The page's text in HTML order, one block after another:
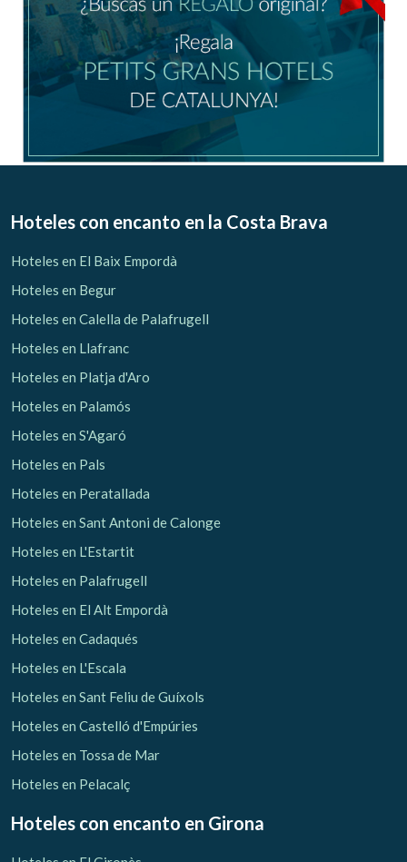
Hoteles con encanto en la Costa Brava
Hoteles en El Baix Empordà
Hoteles en Begur
Hoteles en Calella de Palafrugell
Hoteles en Llafranc
Hoteles en Platja d'Aro
Hoteles en Palamós
Hoteles en S'Agaró
Hoteles en Pals
Hoteles en Peratallada
Hoteles en Sant Antoni de Calonge
Hoteles en L'Estartit
Hoteles en Palafrugell
Hoteles en El Alt Empordà
Hoteles en Cadaqués
Hoteles en L'Escala
Hoteles en Sant Feliu de Guíxols
Hoteles en Castelló d'Empúries
Hoteles en Tossa de Mar
Hoteles en Pelacalç
Hoteles con encanto en Girona